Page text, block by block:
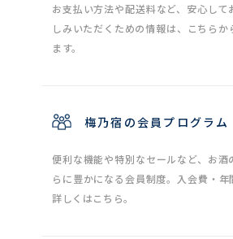
お支払い方法や配送料など、安心して
しみいただくための情報は、こちらか
ます。
梅乃宿の会員プログラム
便利な機能や特別なセールなど、お酒
らに豊かになる会員制度。入会費・年
詳しくはこちら。